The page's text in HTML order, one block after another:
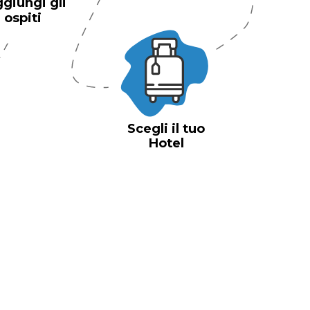
Scegli il tuo
Hotel
ospiti